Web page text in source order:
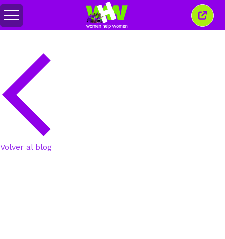
Alternar
menú
esta
Volver al blog